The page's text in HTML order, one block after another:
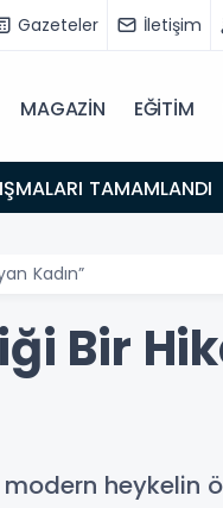
Gazeteler İletişim
MAGAZİN EĞİTİM
TAMAMLANDI
Kadın”
Bir
modern heykelin